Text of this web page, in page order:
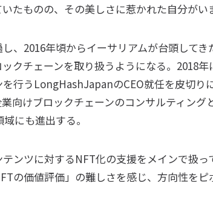
たものの、その美しさに惹かれた自分がい
、2016年頃からイーサリアムが台頭してき
クチェーンを取り扱うようになる。2018
行うLongHashJapanのCEO就任を皮切り
向けブロックチェーンのコンサルティン
にも進出する。
ンツに対するNFT化の支援をメインで扱っ
の価値評価」の難しさを感じ、方向性をピ